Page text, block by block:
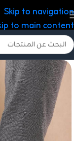
Skip to navigation
to main content